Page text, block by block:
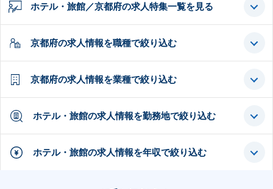
ホテル・旅館／京都府の求人特集一覧を見る
京都府の求人情報を職種で絞り込む
京都府の求人情報を業種で絞り込む
ホテル・旅館の求人情報を勤務地で絞り込む
ホテル・旅館の求人情報を年収で絞り込む